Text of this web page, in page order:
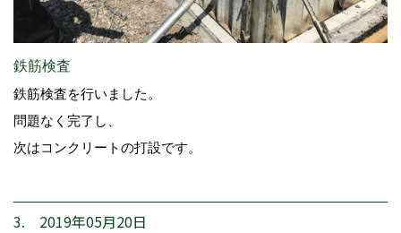
鉄筋検査
鉄筋検査を行いました。
問題なく完了し、
次はコンクリートの打設です。
3. 2019年05月20日